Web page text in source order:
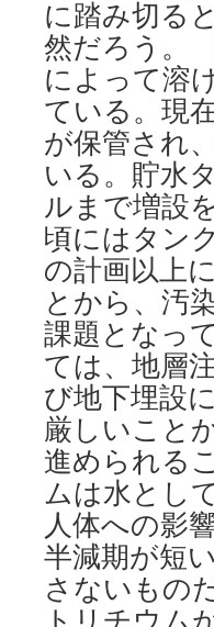
に踏み切る
然だろう。
によって溶
ている。現
が保管され
いる。貯水
ルまで増設
頃にはタン
の計画以上
とから、汚
課題となっ
ては、地層
び地下埋設
厳しいこと
進められる
ムは水とし
人体への影
半減期が短
さないもの
トリチウム